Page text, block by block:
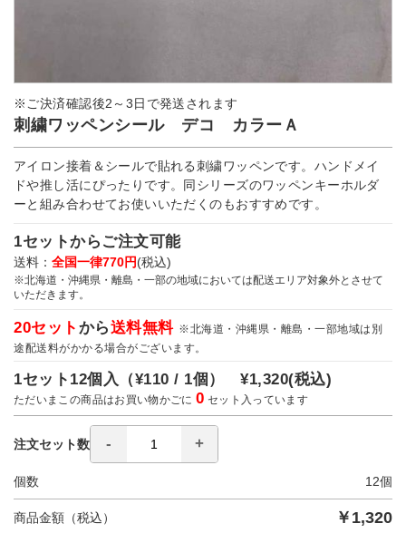
※ご決済確認後2～3日で発送されます
刺繍ワッペンシール デコ カラーＡ
アイロン接着＆シールで貼れる刺繍ワッペンです。ハンドメイ
ドや推し活にぴったりです。同シリーズのワッペンキーホルダ
ーと組み合わせてお使いいただくのもおすすめです。
1セットからご注文可能
送料： 全国一律770円(税込)
※北海道・沖縄県・離島・一部の地域においては配送エリア対象外とさせて
いただきます。
20セット から送料無料 ※北海道・沖縄県・離島・一部地域は別
途配送料がかかる場合がございます。
1セット12個入（¥110 / 1個）¥1,320(税込)
ただいまこの商品はお買い物かごに0 セット入っています
注文セット数
個数 12個
商品金額（税込） ￥ 1,320